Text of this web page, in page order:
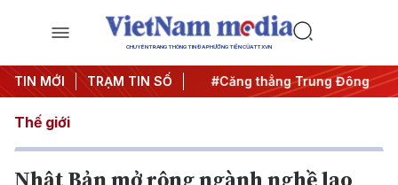
CHUYÊN TRANG THÔNG TIN ĐA PHƯƠNG TIỆN CỦA TTXVN
TIN MỚI TRẠM TIN SỐ
#Chống khai thác IUU #Căng thẳng Trung Đông
Thế giới